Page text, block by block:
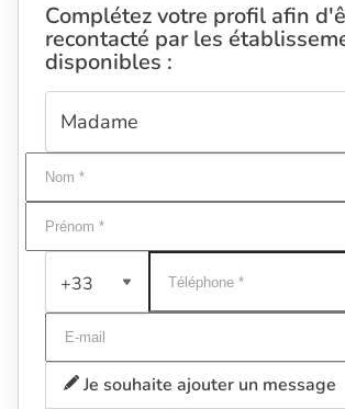
Complétez votre profil afin
recontacté par les
disponibles :
+33
Je souhaite ajouter un message